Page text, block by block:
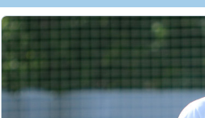
Игроки
Тренерско-административный
Руководство
Фонд поддержки
Контакты
Солидарность Самара Арена
РПЛ
Календарь
Таблица
Шахматка
Статистика состава
Чемпионат
Кубок СССР
Чемпионат
Кубок России
Лига Европы
Кубок